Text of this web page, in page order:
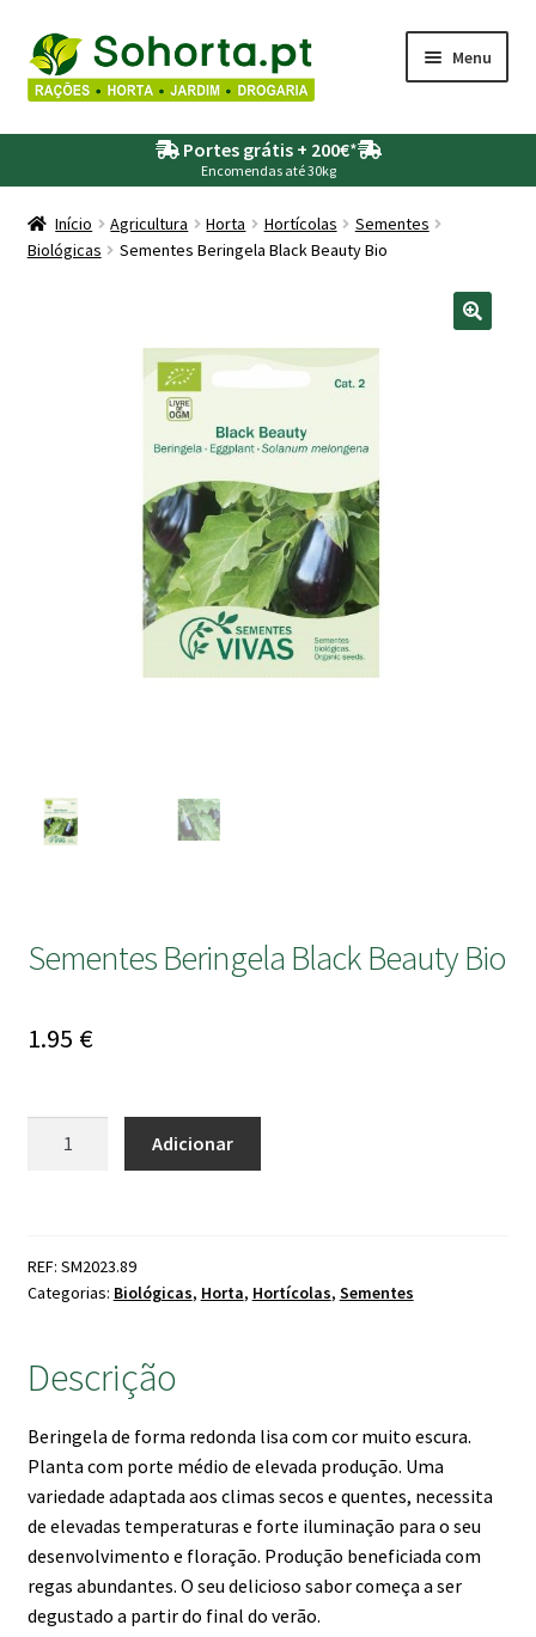
Ir
para
a
navegação
Saltar
para
o
conteúdo
Menu
Agricultura
Drogaria
Portes grátis + 200€*
Encomendas até 30kg
Início Agricultura Horta Hortícolas
Sementes
Biológicas
Sementes Beringela Black Beauty Bio
Sementes Beringela Black Beauty Bio
1.95 €
Beauty
Adicionar
REF: SM2023.89
Categorias: Biológicas, Horta, Hortícolas, Sementes
Descrição
Beringela de forma redonda lisa com cor muito escura.
Planta com porte médio de elevada produção. Uma
variedade adaptada aos climas secos e quentes, necessita
de elevadas temperaturas e forte iluminação para o seu
desenvolvimento e floração. Produção beneficiada com
regas abundantes. O seu delicioso sabor começa a ser
degustado a partir do final do verão.